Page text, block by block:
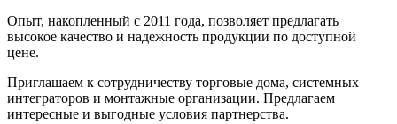
Опыт, накопленный с 2011 года, позволяет предлагать
высокое качество и надежность продукции по доступной
цене.
Приглашаем к сотрудничеству торговые дома, системных
интеграторов и монтажные организации. Предлагаем
интересные и выгодные условия партнерства.